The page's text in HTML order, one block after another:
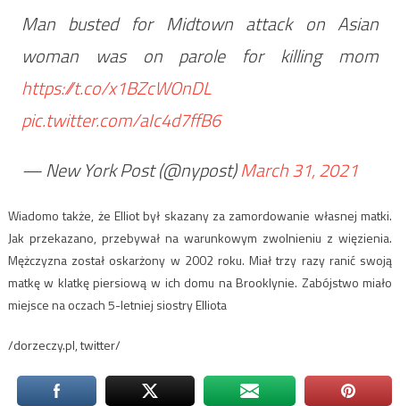
Man busted for Midtown attack on Asian
woman was on parole for killing mom
https://t.co/x1BZcWOnDL
pic.twitter.com/aIc4d7ffB6
— New York Post (@nypost)March 31, 2021
Wiadomo także, że Elliot był skazany za zamordowanie własnej matki.
Jak przekazano, przebywał na warunkowym zwolnieniu z więzienia.
Mężczyzna został oskarżony w 2002 roku. Miał trzy razy ranić swoją
matkę w klatkę piersiową w ich domu na Brooklynie. Zabójstwo miało
miejsce na oczach 5-letniej siostry Elliota
/dorzeczy.pl, twitter/